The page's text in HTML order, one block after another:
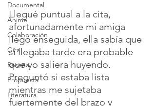
Documental
Anime
Colaboración
Gira
Reseña
Propuesta
Literatura
Llegué puntual a la cita,
afortunadamente mi amiga
llegó enseguida, ella sabía que
si llegaba tarde era probable
que yo saliera huyendo.
Preguntó si estaba lista
mientras me sujetaba
fuertemente del brazo y